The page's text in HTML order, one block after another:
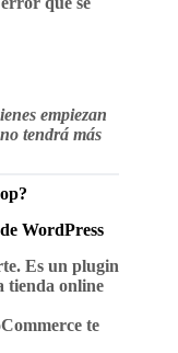
empiezan
tendrá más
WordPress
Es un plugin
tienda online
te